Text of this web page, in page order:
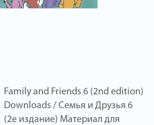
Family and Friends 6 (2nd edition)
Downloads / Семья и Друзья 6
(2е издание) Материал для